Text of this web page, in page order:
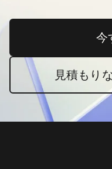
今
見積もり